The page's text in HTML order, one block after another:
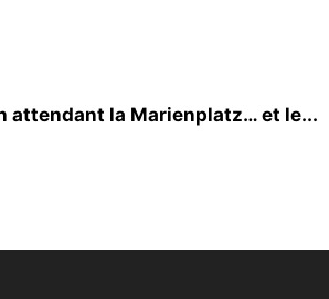
attendant la Marienplatz… et le...